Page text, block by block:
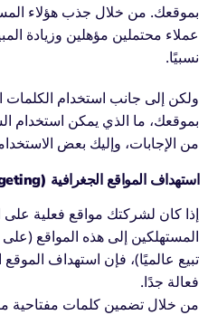
بموقعك. من خلال جذب هؤلاء
عملاء محتملين مؤهلين وزيادة
نسبيًا.
ولكن إلى جانب استخدام الكلمات
بموقعك، ما الذي يمكن استخدام
من الإجابات، وإليك بعض
استهداف المواقع الجغرافية (Geo-Targeting)
إذا كان لشركتك مواقع فعلية
المستهلكين إلى هذه المواقع
تبيع عالميًا)، فإن استهداف
فعالة جدًا.
من خلال تضمين كلمات مفتاحية